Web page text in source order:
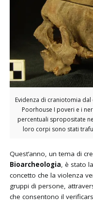
Evidenza di craniotomia
Poorhouse I poveri e i
percentuali spropositate
loro corpi sono stati
Quest’anno, un tema di
Bioarcheologia, è stato la
concetto che la violenza
gruppi di persone,
che consentono il